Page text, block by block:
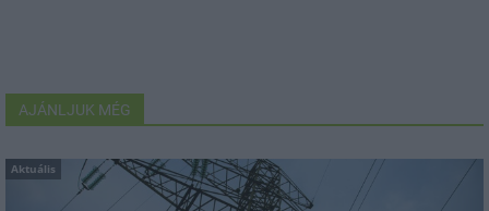
AJÁNLJUK MÉG
Aktuális